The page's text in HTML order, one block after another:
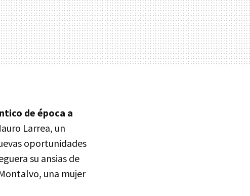
de época a
Larrea, un
oportunidades
su ansias de
una mujer